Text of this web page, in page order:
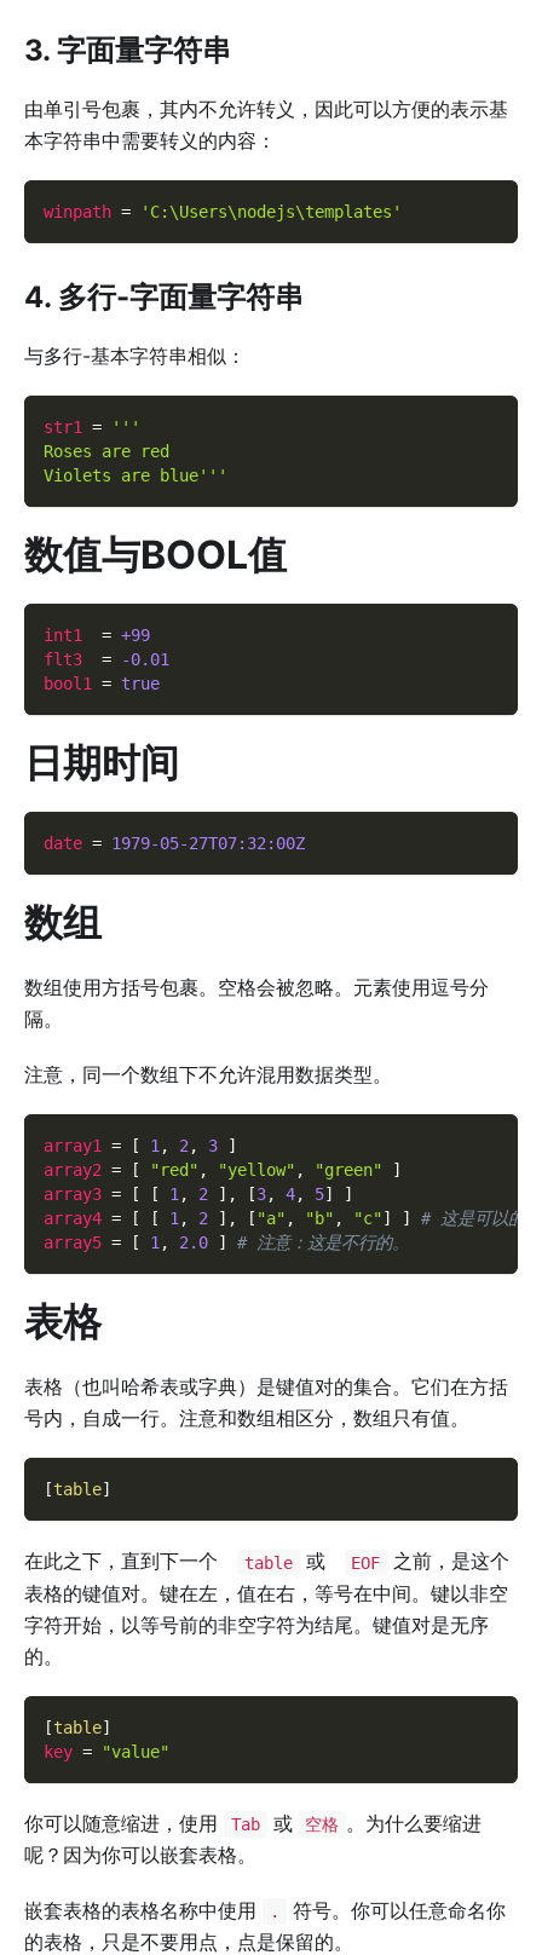
3. 字面量字符串
由单引号包裹，其内不允许转义，因此可以方便的表示基
本字符串中需要转义的内容：
winpath = 'C:\Users\nodejs\templates'
4. 多行-字面量字符串
与多行-基本字符串相似：
str1 =
'''
Roses are red
Violets are blue'''
数值与BOOL值
int1 = +99
flt3
=
-0.01
bool1 = true
日期时间
date = 1979-05-27T07:32:00Z
数组
数组使用方括号包裹。空格会被忽略。元素使用逗号分
隔。
注意，同一个数组下不允许混用数据类型。
array1 = [ 1, 2, 3
]
array2 = [ "red" , "yellow" , "green"
]
array3 = [ [ 1, 2 ] , [3, 4, 5]
]
array4 = [ [ 1, 2 ] , [ "a" , "b" , "c"] ]
# 这是可以的。
array5 = [ 1, 2.0 ] # 注意：这是不行的。
表格
表格（也叫哈希表或字典）是键值对的集合。它们在方括
号内，自成一行。注意和数组相区分，数组只有值。
[table]
在此之下，直到下一个 table 或 EOF
之前，是这个
表格的键值对。键在左，值在右，等号在中间。键以非空
字符开始，以等号前的非空字符为结尾。键值对是无序
的。
[table]
key = "value"
你可以随意缩进，使用 Tab 或 空格 。为什么要缩进
呢？因为你可以嵌套表格。
嵌套表格的表格名称中使用 .
符号。你可以任意命名你
的表格，只是不要用点，点是保留的。